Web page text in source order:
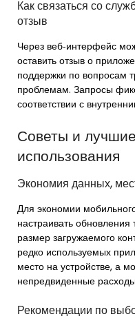
Как связаться со
отзыв
Через веб‑интерфейс
оставить отзыв о
поддержки по вопросам
проблемам. Запросы
соответствии с
Советы и
использования
Экономия данных,
Для экономии
настраивать обновления
размер загружаемого
редко используемых
место на устройстве, а
непредвиденные
Рекомендации по